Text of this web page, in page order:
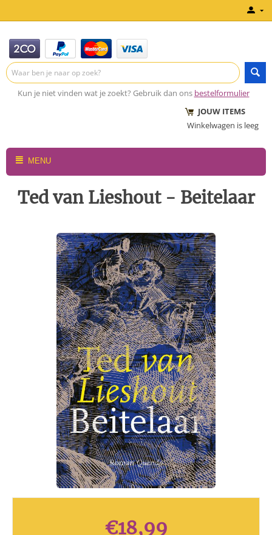
Kun je niet vinden wat je zoekt? Gebruik dan ons bestelformulier
JOUW ITEMS
Winkelwagen is leeg
MENU
Ted van Lieshout - Beitelaar
€18,99